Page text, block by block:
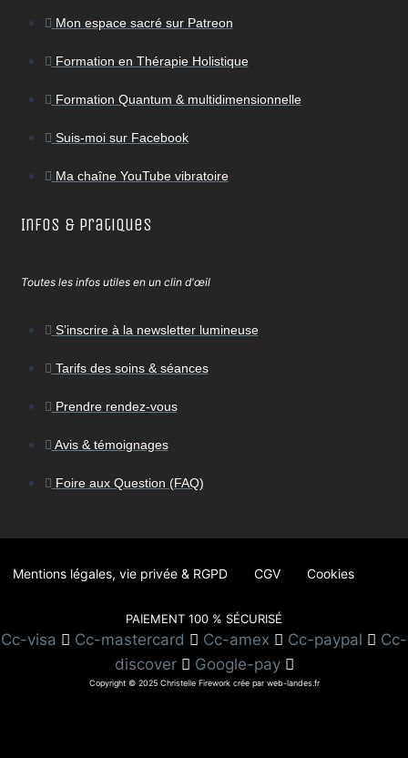
Mon espace sacré sur Patreon
Formation en Thérapie Holistique
Formation Quantum & multidimensionnelle
Suis-moi sur Facebook
Ma chaîne YouTube vibratoire
Infos & Pratiques
Toutes les infos utiles en un clin d'œil
S’inscrire à la newsletter lumineuse
Tarifs des soins & séances
Prendre rendez-vous
Avis & témoignages
Foire aux Question (FAQ)
Mentions légales, vie privée & RGPD CGV Cookies
PAIEMENT 100 % SÉCURISÉ
Cc-visa Cc-mastercard Cc-amex Cc-paypal
Cc-
discover
Google-pay
Copyright © 2025 Christelle Firework crée par web-landes.fr